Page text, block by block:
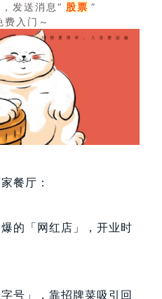
，发送消息“ 股票 ”
费入门～
餐厅：
的「网红店」，开业时
号」，靠招牌菜吸引回